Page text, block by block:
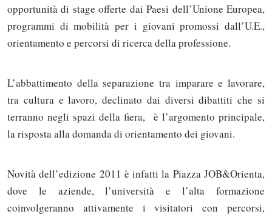
opportunità di stage offerte dai Paesi dell’Unione Europea,
programmi di mobilità per i giovani promossi dall’U.E.,
orientamento e percorsi di ricerca della professione.
L’abbattimento della separazione tra imparare e lavorare,
tra cultura e lavoro, declinato dai diversi dibattiti che si
terranno negli spazi della fiera, è l’argomento principale,
la risposta alla domanda di orientamento dei giovani.
Novità dell’edizione 2011 è infatti la Piazza JOB&Orienta,
dove le aziende, l’università e l’alta formazione
coinvolgeranno attivamente i visitatori con percorsi,